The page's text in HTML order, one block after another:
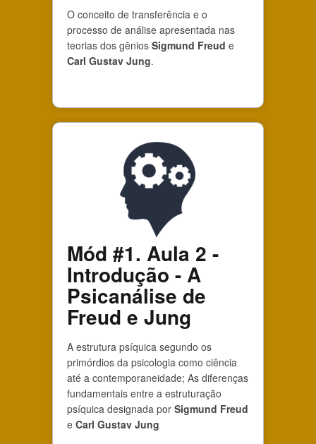
O conceito de transferência e o
processo de análise apresentada nas
teorias dos gênios Sigmund Freud e
Carl Gustav Jung.
Mód #1. Aula 2 -
Introdução - A
Psicanálise de
Freud e Jung
A estrutura psíquica segundo os
primórdios da psicologia como ciência
até a contemporaneidade; As diferenças
fundamentais entre a estruturação
psíquica designada por Sigmund Freud
e Carl Gustav Jung